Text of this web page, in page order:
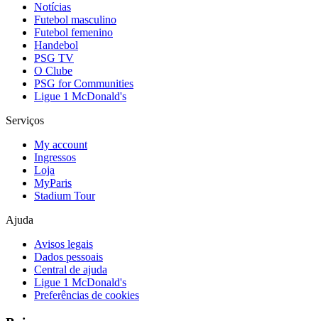
Notícias
Futebol masculino
Futebol femenino
Handebol
PSG TV
O Clube
PSG for Communities
Ligue 1 McDonald's
Serviços
My account
Ingressos
Loja
MyParis
Stadium Tour
Ajuda
Avisos legais
Dados pessoais
Central de ajuda
Ligue 1 McDonald's
Preferências de cookies